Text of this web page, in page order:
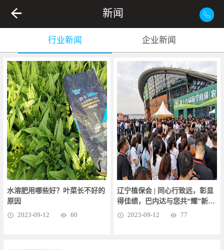
新闻
行业新闻 企业新闻
水溶肥用哪些好？叶菜长不好的
原因
2023-09-12 60
辽宁植保会 | 同心行致远，彰显
得佳绩，巴内达与您共“耀”新未
来
2023-09-12 77